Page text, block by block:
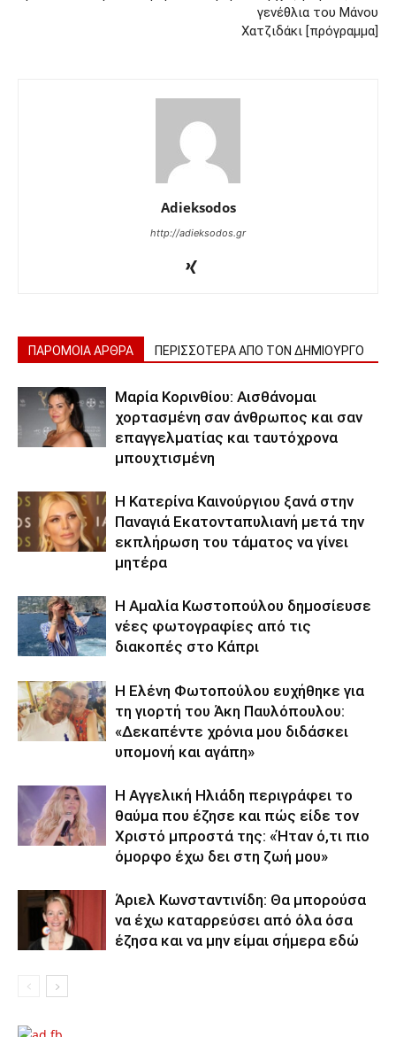
γενέθλια του Μάνου
Χατζιδάκι [πρόγραμμα]
Adieksodos
http://adieksodos.gr
ΠΑΡΟΜΟΙΑ ΑΡΘΡΑ ΠΕΡΙΣΣΟΤΕΡΑ ΑΠΟ ΤΟΝ ΔΗΜΙΟΥΡΓΟ
Μαρία Κορινθίου: Αισθάνομαι
χορτασμένη σαν άνθρωπος και σαν
επαγγελματίας και ταυτόχρονα
μπουχτισμένη
Η Κατερίνα Καινούργιου ξανά στην
Παναγιά Εκατονταπυλιανή μετά την
εκπλήρωση του τάματος να γίνει
μητέρα
Η Αμαλία Κωστοπούλου δημοσίευσε
νέες φωτογραφίες από τις
διακοπές στο Κάπρι
Η Ελένη Φωτοπούλου ευχήθηκε για
τη γιορτή του Άκη Παυλόπουλου:
«Δεκαπέντε χρόνια μου διδάσκει
υπομονή και αγάπη»
Η Αγγελική Ηλιάδη περιγράφει το
θαύμα που έζησε και πώς είδε τον
Χριστό μπροστά της: «Ήταν ό,τι πιο
όμορφο έχω δει στη ζωή μου»
Άριελ Κωνσταντινίδη: Θα μπορούσα
να έχω καταρρεύσει από όλα όσα
έζησα και να μην είμαι σήμερα εδώ